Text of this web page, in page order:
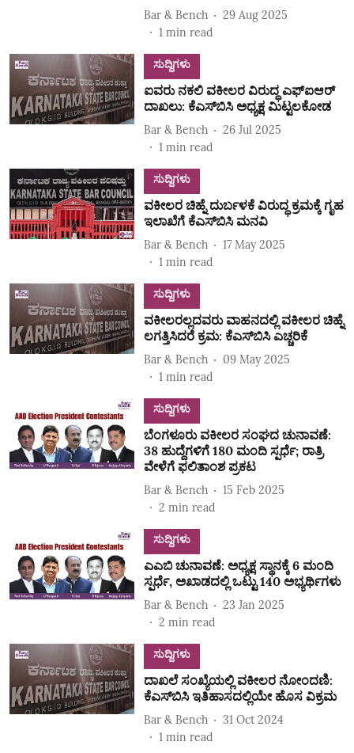
Bar & Bench
29 Aug 2025
1 min read
ಸುದ್ದಿಗಳು
ಐವರು ನಕಲಿ ವಕೀಲರ ವಿರುದ್ಧ ಎಫ್‌ಐಆರ್‌
ದಾಖಲು: ಕೆಎಸ್‌ಬಿಸಿ ಅಧ್ಯಕ್ಷ ಮಿಟ್ಟಲಕೋಡ
Bar & Bench
26 Jul 2025
1 min read
ಸುದ್ದಿಗಳು
ವಕೀಲರ ಚಿಹ್ನೆ ದುರ್ಬಳಕೆ ವಿರುದ್ಧ ಕ್ರಮಕ್ಕೆ ಗೃಹ
ಇಲಾಖೆಗೆ ಕೆಎಸ್‌ಬಿಸಿ ಮನವಿ
Bar & Bench
17 May 2025
1 min read
ಸುದ್ದಿಗಳು
ವಕೀಲರಲ್ಲದವರು ವಾಹನದಲ್ಲಿ ವಕೀಲರ ಚಿಹ್ನೆ
ಲಗತ್ತಿಸಿದರೆ ಕ್ರಮ: ಕೆಎಸ್‌ಬಿಸಿ ಎಚ್ಚರಿಕೆ
Bar & Bench
09 May 2025
1 min read
ಸುದ್ದಿಗಳು
ಬೆಂಗಳೂರು ವಕೀಲರ ಸಂಘದ ಚುನಾವಣೆ:
38 ಹುದ್ದೆಗಳಿಗೆ 180 ಮಂದಿ ಸ್ಪರ್ಧೆ; ರಾತ್ರಿ
ವೇಳೆಗೆ ಫಲಿತಾಂಶ ಪ್ರಕಟ
Bar & Bench
15 Feb 2025
2 min read
ಸುದ್ದಿಗಳು
ಎಎಬಿ ಚುನಾವಣೆ: ಅಧ್ಯಕ್ಷ ಸ್ಥಾನಕ್ಕೆ 6 ಮಂದಿ
ಸ್ಪರ್ಧೆ, ಅಖಾಡದಲ್ಲಿ ಒಟ್ಟು 140 ಅಭ್ಯರ್ಥಿಗಳು
Bar & Bench
23 Jan 2025
2 min read
ಸುದ್ದಿಗಳು
ದಾಖಲೆ ಸಂಖ್ಯೆಯಲ್ಲಿ ವಕೀಲರ ನೋಂದಣಿ:
ಕೆಎಸ್‌ಬಿಸಿ ಇತಿಹಾಸದಲ್ಲಿಯೇ ಹೊಸ ವಿಕ್ರಮ
Bar & Bench
31 Oct 2024
1 min read